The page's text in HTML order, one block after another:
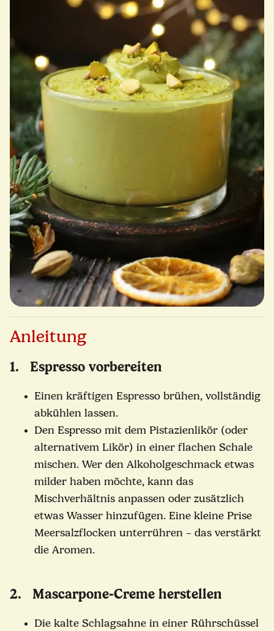
Anleitung
1. Espresso vorbereiten
Einen kräftigen Espresso brühen, vollständig
abkühlen lassen.
Den Espresso mit dem Pistazienlikör (oder
alternativem Likör) in einer flachen Schale
mischen. Wer den Alkoholgeschmack etwas
milder haben möchte, kann das
Mischverhältnis anpassen oder zusätzlich
etwas Wasser hinzufügen. Eine kleine Prise
Meersalzflocken unterrühren – das verstärkt
die Aromen.
2. Mascarpone-Creme herstellen
Die kalte Schlagsahne in einer Rührschüssel